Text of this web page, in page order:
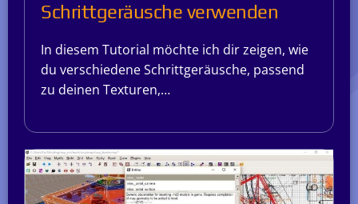
Schrittgeräusche verwenden
In diesem Tutorial möchte ich dir zeigen, wie
du verschiedene Schrittgeräusche, passend
zu deinen Texturen,…